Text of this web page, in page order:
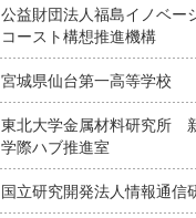
公益財団法人福島イノベー
コースト構想推進機構
宮城県仙台第一高等学校
東北大学金属材料研究所
学際ハブ推進室
国立研究開発法人情報通信